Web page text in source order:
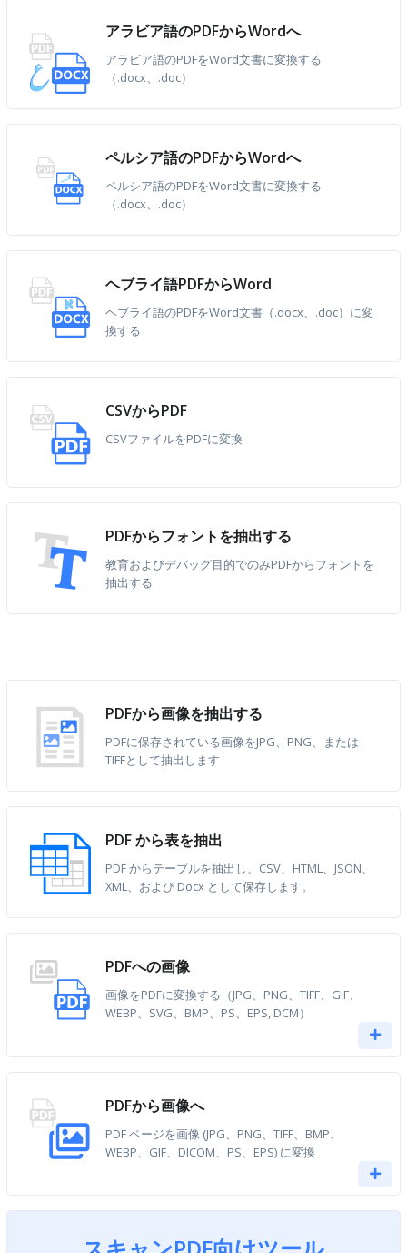
アラビア語のPDFからWordへ
アラビア語のPDFをWord文書に変換する
（.docx、.doc）
ペルシア語のPDFからWordへ
ペルシア語のPDFをWord文書に変換する
（.docx、.doc）
ヘブライ語PDFからWord
ヘブライ語のPDFをWord文書（.docx、.doc）に変
換する
CSVからPDF
CSVファイルをPDFに変換
PDFからフォントを抽出する
教育およびデバッグ目的でのみPDFからフォントを
抽出する
PDFから画像を抽出する
PDFに保存されている画像をJPG、PNG、または
TIFFとして抽出します
PDF から表を抽出
PDF からテーブルを抽出し、CSV、HTML、JSON、
XML、および Docx として保存します。
PDFへの画像
画像をPDFに変換する（JPG、PNG、TIFF、GIF、
WEBP、SVG、BMP、PS、EPS, DCM）
PDFから画像へ
PDF ページを画像 (JPG、PNG、TIFF、BMP、
WEBP、GIF、DICOM、PS、EPS) に変換